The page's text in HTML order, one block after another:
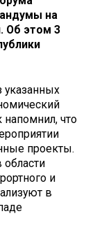
на
Об этом 3
указанных
что
проекты.
и
в